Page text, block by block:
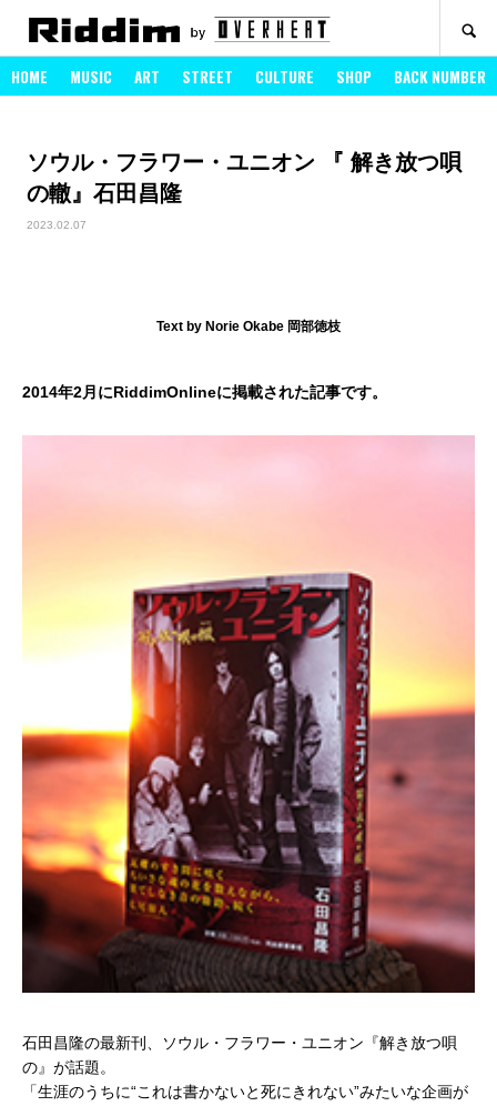
HOME MUSIC ART STREET CULTURE SHOP BACK NUMBER
ソウル・フラワー・ユニオン 『 解き放つ唄
の轍』石田昌隆
2023.02.07
Text by Norie Okabe 岡部徳枝
2014年2月にRiddimOnlineに掲載された記事です。
石田昌隆の最新刊、ソウル・フラワー・ユニオン『解き放つ唄
の』が話題。
「生涯のうちに“これは書かないと死にきれない”みたいな企画が